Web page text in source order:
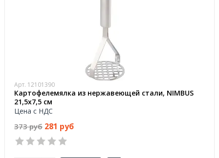
Арт. 12101390
Картофелемялка из нержавеющей стали, NIMBUS
21,5х7,5 см
Цена с НДС
373 руб 281 руб